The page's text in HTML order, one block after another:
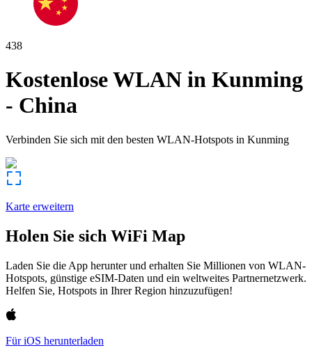
438
Kostenlose WLAN in Kunming
- China
Verbinden Sie sich mit den besten WLAN-Hotspots in Kunming
Karte erweitern
Holen Sie sich WiFi Map
Laden Sie die App herunter und erhalten Sie Millionen von WLAN-
Hotspots, günstige eSIM-Daten und ein weltweites Partnernetzwerk.
Helfen Sie, Hotspots in Ihrer Region hinzuzufügen!
Für iOS herunterladen